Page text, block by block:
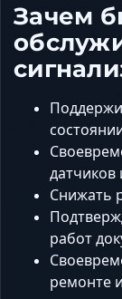
Зачем
датчиков
Снижать
работ
ремонте